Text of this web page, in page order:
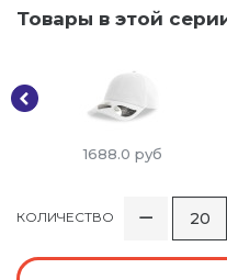
Товары в этой
1688.0 руб
КОЛИЧЕСТВО